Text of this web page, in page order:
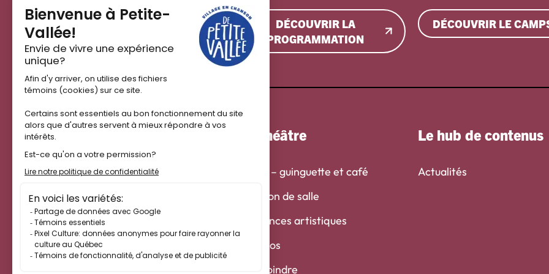
DÉCOUVRIR LA
PROGRAMMATION
DÉCOUVRIR LE
Édition 2025
Le Théâtre
Alfred – guinguette et café
Location de salle
Résidences artistiques
À propos
Nous joindre
Le hub de contenus
Actualités